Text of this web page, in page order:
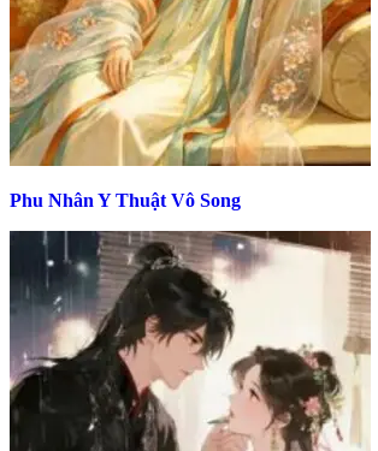
Phu Nhân Y Thuật Vô Song